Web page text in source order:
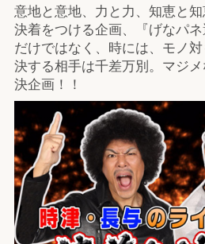
意地と意地、力と力、知恵と
決着をつける企画、『げなパ
だけではなく、時には、モノ
決する相手は千差万別。マジ
決企画！！